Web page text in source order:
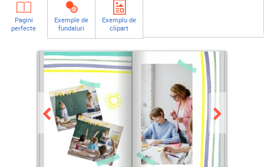
Pagini
perfecte
Exemple de
fundaluri
Exemplu de
clipart